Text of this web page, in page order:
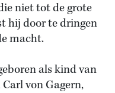
niet tot de grote
hij door te dringen
macht.
als kind van
von Gagern,